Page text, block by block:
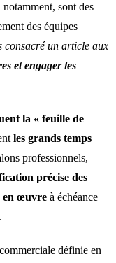
sont des
des équipes
consacré un article aux
et engager les
la « feuille de
les grands temps
professionnels,
précise des
en œuvre à échéance
définie en